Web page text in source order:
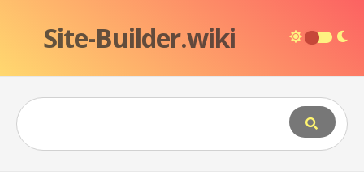
Site-Builder.wiki